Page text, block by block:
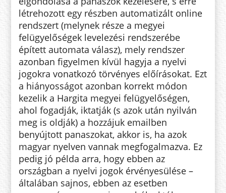
létrehozott egy részben automatizált online
rendszert (melynek része a megyei
felügyelőségek levelezési rendszerébe
épített automata válasz), mely rendszer
azonban figyelmen kívül hagyja a nyelvi
jogokra vonatkozó törvényes előírásokat. Ezt
a hiányosságot azonban korrekt módon
kezelik a Hargita megyei felügyelőségen,
ahol fogadják, iktatják (s azok után nyilván
meg is oldják) a hozzájuk emailben
benyújtott panaszokat, akkor is, ha azok
magyar nyelven vannak megfogalmazva. Ez
pedig jó példa arra, hogy ebben az
országban a nyelvi jogok érvényesülése –
általában sajnos, ebben az esetben